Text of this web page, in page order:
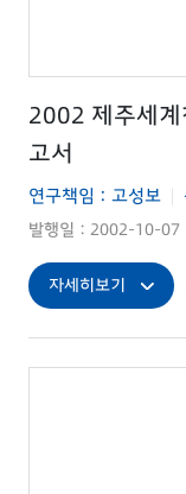
2002 제주세계
고서
연구책임 : 고성보
발행일 : 2002-10-07
자세히보기